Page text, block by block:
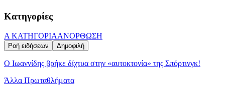
Κατηγορίες
Α ΚΑΤΗΓΟΡΙΑΑΝΟΡΘΩΣΗ
Ροή ειδήσεων Δημοφιλή
Ο Ιωαννίδης βρήκε δίχτυα στην «αυτοκτονία» της Σπόρτινγκ!
Άλλα Πρωταθλήματα